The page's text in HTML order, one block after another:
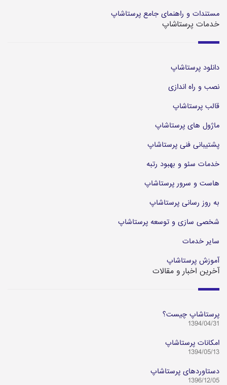
مستندات و راهنمای جامع پرستاشاپ
خدمات پرستاشاپ
دانلود پرستاشاپ
نصب و راه اندازی
قالب پرستاشاپ
ماژول های پرستاشاپ
پشتیبانی فنی پرستاشاپ
خدمات سئو و بهبود رتبه
هاست و سرور پرستاشاپ
به روز رسانی پرستاشاپ
شخصی سازی و توسعه پرستاشاپ
سایر خدمات
آموزش پرستاشاپ
آخرین اخبار و مقالات
پرستاشاپ چیست؟
1394/04/31
امکانات پرستاشاپ
1394/05/13
دستاوردهای پرستاشاپ
1396/12/05